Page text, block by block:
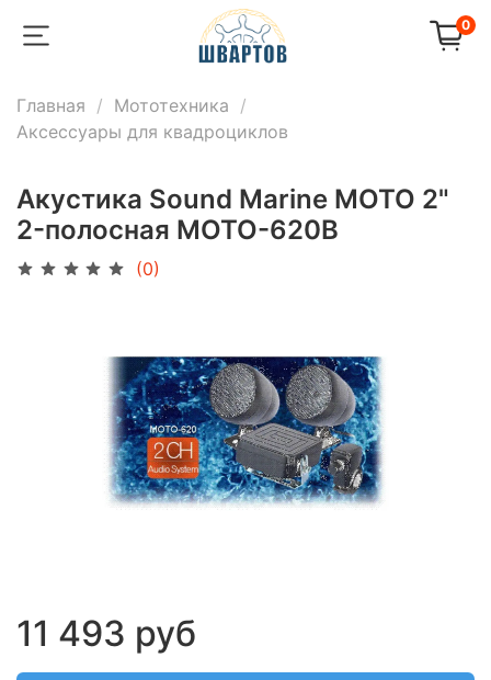
0
Главная
Мототехника
Аксессуары для квадроциклов
Акустика Sound Marine MOTO 2"
2-полосная MOTO-620B
(0)
11 493 руб